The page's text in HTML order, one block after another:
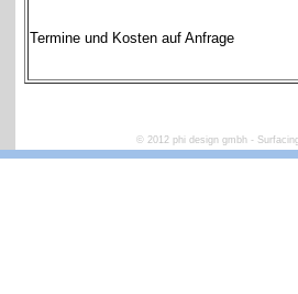
Termine und Kosten auf Anfrage
© 2012 phi design gmbh -